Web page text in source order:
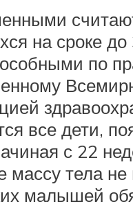
на сроке до
по
все дети,
с 22
тела не
малышей